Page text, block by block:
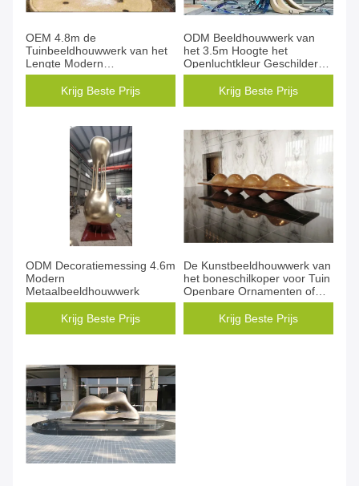
OEM 4.8m de
Tuinbeeldhouwwerk van het
Lengte Modern
Openluchtbrons
Krijg Beste Prijs
ODM Beeldhouwwerk van
het 3.5m Hoogte het
Openluchtkleur Geschilderde
Moderne Brons
Krijg Beste Prijs
ODM Decoratiemessing 4.6m
Modern
Metaalbeeldhouwwerk
Krijg Beste Prijs
De Kunstbeeldhouwwerk van
het boneschilkoper voor Tuin
Openbare Ornamenten of
Hoteldecoratie
Krijg Beste Prijs